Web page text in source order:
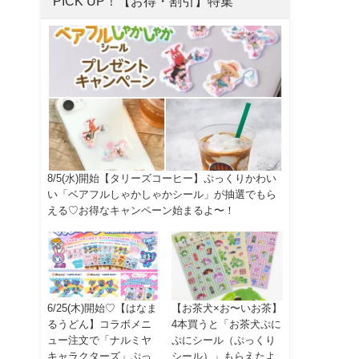
8/5(水)開始【タリーズコーヒー】ぷっくりかわい
い「ベアフルしゃかしゃかシール」が抽選でもら
える♡お得なキャンペーン始まるよ〜！
6/25(木)開始♡【はなま
るうどん】コラボメニ
ュー注文で「ナルミヤ
キャラクターズ」ぷっ
【お茶犬×お〜いお茶】
4本買うと「お茶犬ぷに
ぷにシール（ぷっくり
シール）」もらえたよ